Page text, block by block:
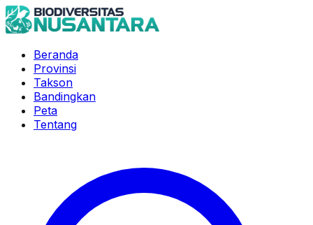
Beranda
Provinsi
Takson
Bandingkan
Peta
Tentang